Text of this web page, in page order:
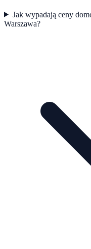
Jak wypadają ceny
Warszawa?